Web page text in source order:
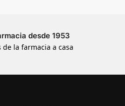
desde 1953
de la farmacia a casa